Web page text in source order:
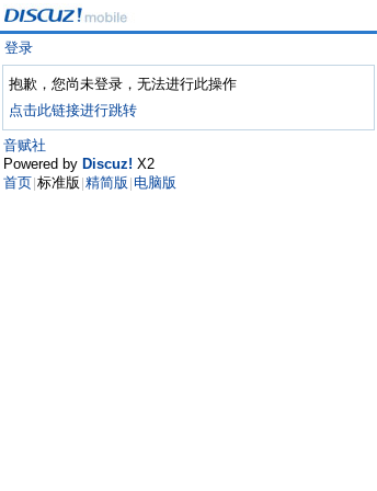
登录
抱歉，您尚未登录，无法进行此操作
点击此链接进行跳转
音赋社
Powered by Discuz! X2
首页 标准版 精简版 电脑版